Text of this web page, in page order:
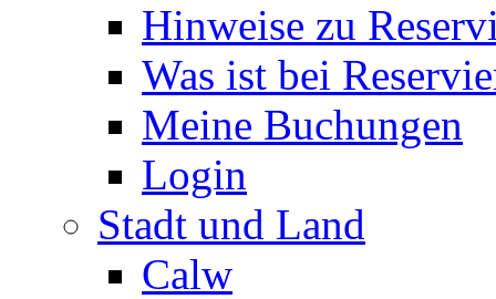
Hinweise zu
Was ist bei
Meine Buchungen
Login
Stadt und Land
Calw